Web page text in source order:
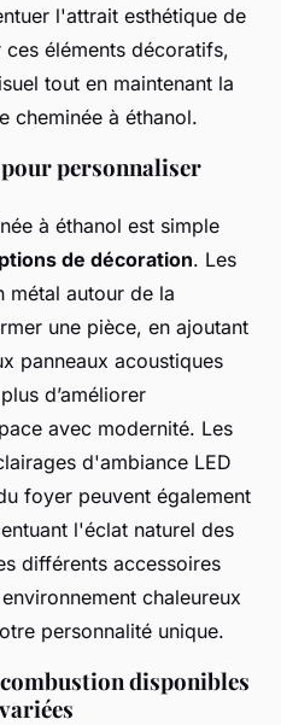
l'attrait esthétique de
éléments décoratifs,
tout en maintenant la
cheminée à éthanol.
personnaliser
à éthanol est simple
de décoration. Les
métal autour de la
une pièce, en ajoutant
panneaux acoustiques
d’améliorer
avec modernité. Les
d'ambiance LED
foyer peuvent également
l'éclat naturel des
différents accessoires
chaleureux
personnalité unique.
disponibles